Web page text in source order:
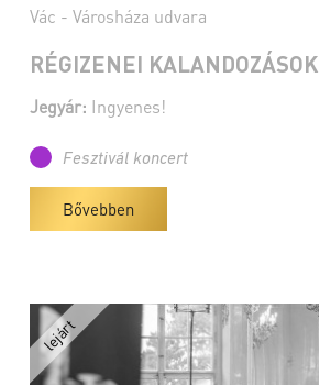
Vác - Városháza udvara
RÉGIZENEI KALANDOZÁSOK
Jegyár: Ingyenes!
Fesztivál koncert
Bővebben